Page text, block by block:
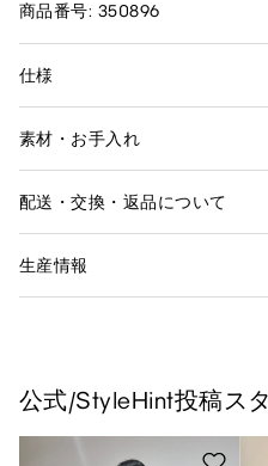
商品番号: 350896
仕様
素材・お手入れ
配送・交換・返品について
生産情報
公式/StyleHint投稿ス